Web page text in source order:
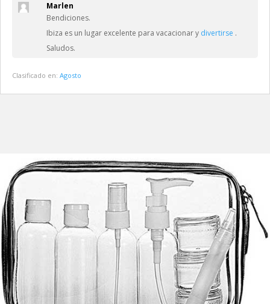
Marlen
Bendiciones.
Ibiza es un lugar excelente para vacacionar y divertirse .
Saludos.
Clasificado en: Agosto